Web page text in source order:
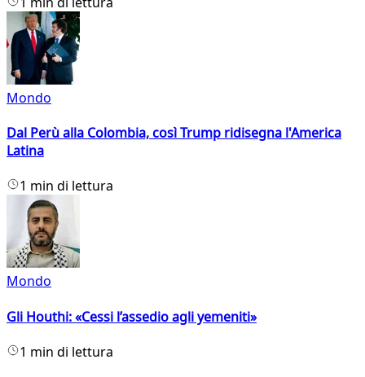
Mondo
Dal Perù alla Colombia, così Trump ridisegna l'America
Latina
1 min di lettura
Mondo
Gli Houthi: «Cessi l’assedio agli yemeniti»
1 min di lettura